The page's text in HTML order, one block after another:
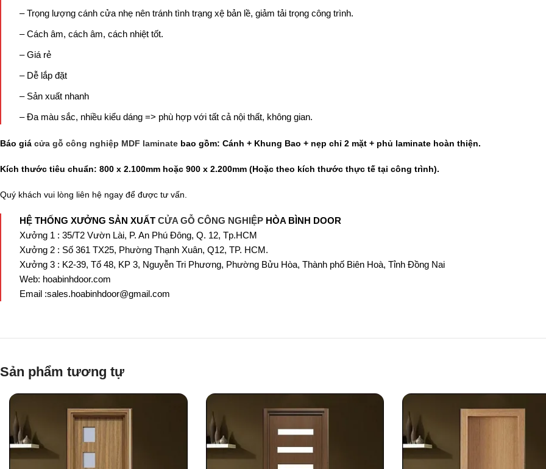
– Trọng lượng cánh cửa nhẹ nên tránh tình trạng xệ bản lề, giảm tải trọng công trình.
– Cách âm, cách âm, cách nhiệt tốt.
– Giá rẻ
– Dễ lắp đặt
– Sản xuất nhanh
– Đa màu sắc, nhiều kiểu dáng => phù hợp với tất cả nội thất, không gian.
Báo giá cửa gỗ công nghiệp MDF laminate bao gồm: Cánh + Khung Bao + nẹp chỉ 2 mặt + phủ laminate hoàn thiện.
Kích thước tiêu chuẩn: 800 x 2.100mm hoặc 900 x 2.200mm (Hoặc theo kích thước thực tế tại công trình).
Quý khách vui lòng liên hệ ngay để được tư vấn.
HỆ THỐNG XƯỞNG SẢN XUẤT CỬA GỖ CÔNG NGHIỆP HÒA BÌNH DOOR
Xưởng 1 : 35/T2 Vườn Lài, P. An Phú Đông, Q. 12, Tp.HCM
Xưởng 2 : Số 361 TX25, Phường Thạnh Xuân, Q12, TP. HCM.
Xưởng 3 : K2-39, Tổ 48, KP 3, Nguyễn Tri Phương, Phường Bửu Hòa, Thành phố Biên Hoà, Tỉnh Đồng Nai
Web: hoabinhdoor.com
Email :sales.hoabinhdoor@gmail.com
Sản phẩm tương tự